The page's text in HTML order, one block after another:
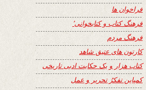
فراخوان ها
فرهنگ کتاب و کتابخوانی٬
فرهنگ مردم
کارتون های عتیق شاهد
کتاب هزار و یک حکایت ادبی تاریخی
کمپاین تفکرُ تحریر و عمل